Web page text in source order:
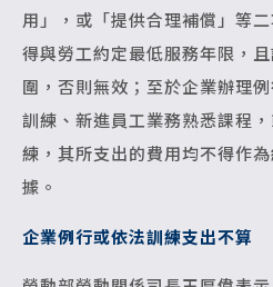
用」，或「提供合理補償」等
得與勞工約定最低服務年限，
圍，否則無效；至於企業辦理
訓練、新進員工業務熟悉課程
練，其所支出的費用均不得作
據。
企業例行或依法訓練支出不算